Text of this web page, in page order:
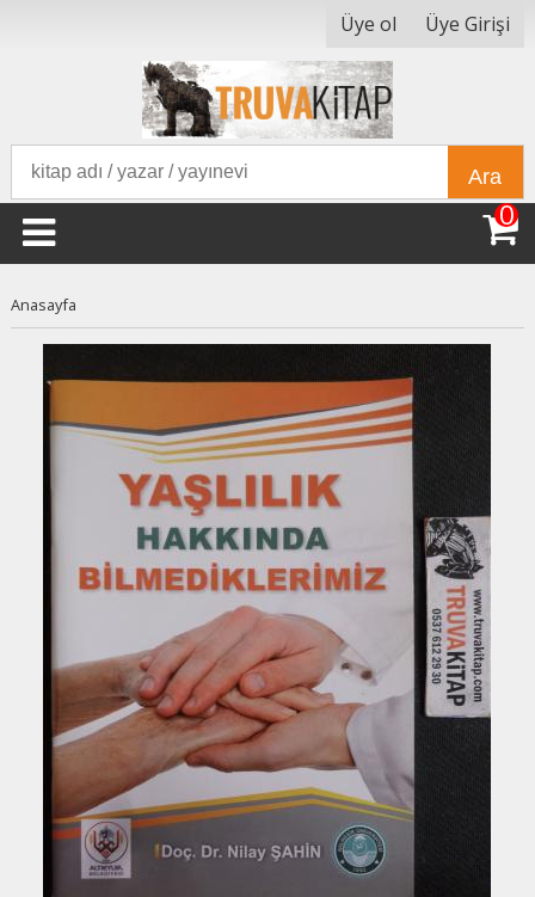
Üye ol Üye Girişi
Ara
0
Anasayfa